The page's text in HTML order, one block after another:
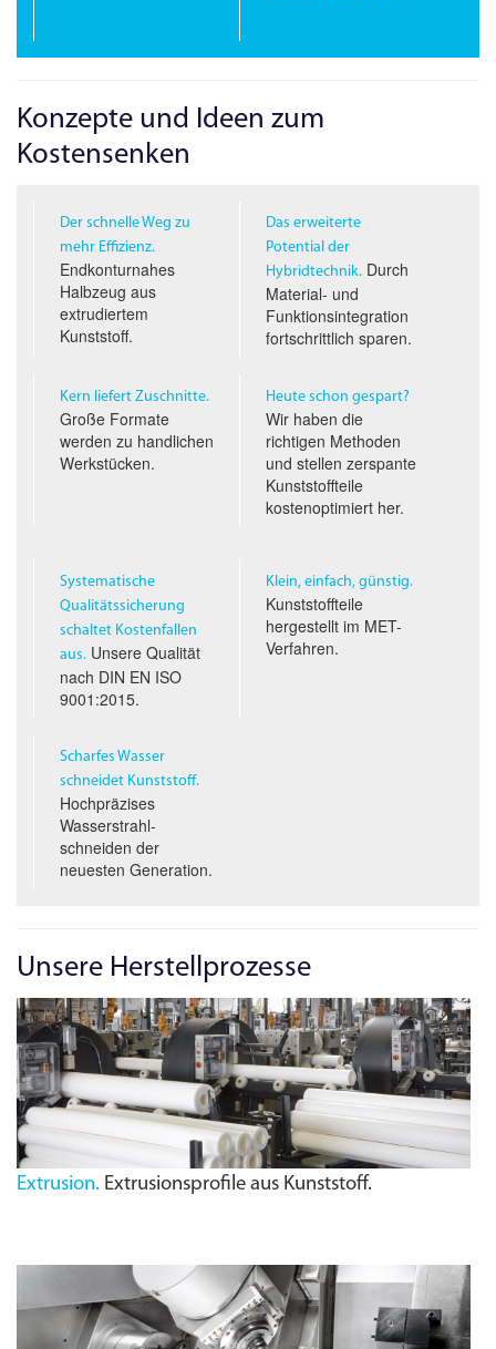
Konzepte und Ideen zum
Kostensenken
Der schnelle Weg zu
mehr Effizienz.
Endkonturnahes
Halbzeug aus
extrudiertem
Kunststoff.
Das erweiterte
Potential der
Hybridtechnik.Durch
Material- und
Funktionsintegration
fortschrittlich sparen.
Kern liefert Zuschnitte.
Große Formate
werden zu handlichen
Werkstücken.
Heute schon gespart?
Wir haben die
richtigen Methoden
und stellen zerspante
Kunststoffteile
kostenoptimiert her.
Systematische
Qualitäts­sicherung
schaltet Kostenfallen
aus.Unsere Qualität
nach DIN EN ISO
9001:2015.
Klein, einfach, günstig.
Kunststoffteile
hergestellt im MET-
Verfahren.
Scharfes Wasser
schneidet Kunststoff.
Hochpräzises
Wasserstrahl­
schneiden der
neuesten Generation.
Unsere Herstellprozesse
Extrusion. Extrusionsprofile aus Kunststoff.